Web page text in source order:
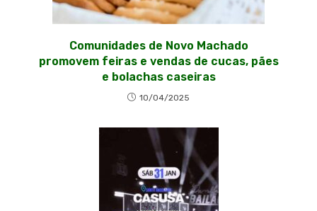
Comunidades de Novo Machado
promovem feiras e vendas de cucas, pães
e bolachas caseiras
10/04/2025